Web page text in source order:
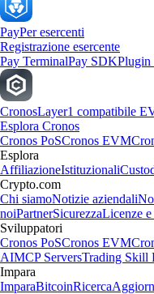
PayPer esercenti
Registrazione esercente
Pay TerminalPay SDKPlugin
CronosLayer1 compatibile
Esplora Cronos
Cronos PoSCronos EVM
Esplora
AffiliazioneIstituzionali
Crypto.com
Chi siamoNotizie aziendali
noiPartnerSicurezzaLicenze
Sviluppatori
Cronos PoSCronos EVM
AIMCP ServersTrading Skill
Impara
ImparaBitcoinRicerca